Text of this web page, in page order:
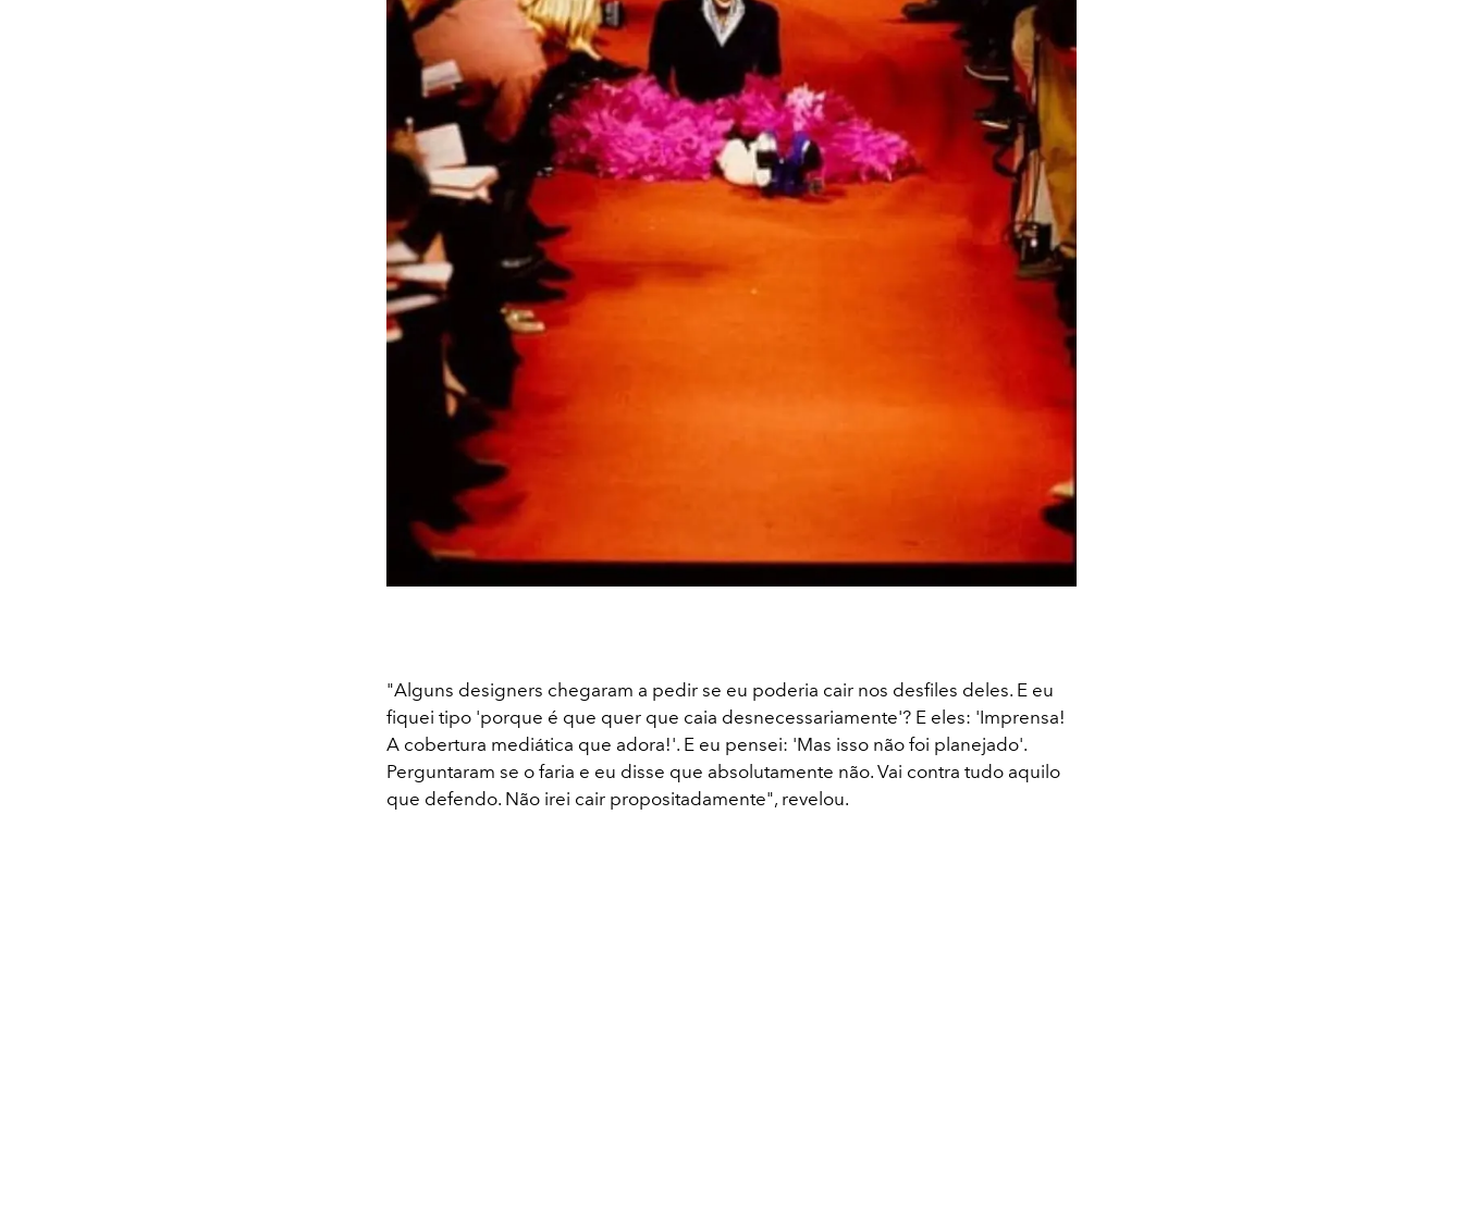
"Alguns designers chegaram a pedir se eu poderia cair nos desfiles deles. E eu
fiquei tipo 'porque é que quer que caia desnecessariamente'? E eles: 'Imprensa!
A cobertura mediática que adora!'. E eu pensei: 'Mas isso não foi planejado'.
Perguntaram se o faria e eu disse que absolutamente não. Vai contra tudo aquilo
que defendo. Não irei cair propositadamente", revelou.